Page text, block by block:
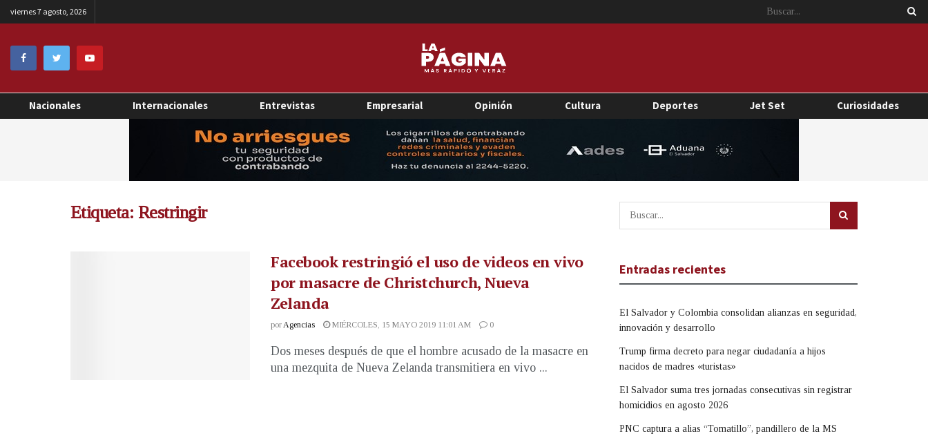
viernes 7 agosto, 2026
Nacionales Internacionales Entrevistas Empresarial Opinión Cultura Deportes Jet Set Curiosidades
Etiqueta: Restringir
Facebook restringió el uso de videos en vivo
por masacre de Christchurch, Nueva
Zelanda
porAgencias MIÉRCOLES, 15 MAYO 2019 11:01 AM 0
Dos meses después de que el hombre acusado de la masacre en
una mezquita de Nueva Zelanda transmitiera en vivo ...
Entradas recientes
El Salvador y Colombia consolidan alianzas en seguridad,
innovación y desarrollo
Trump firma decreto para negar ciudadanía a hijos
nacidos de madres «turistas»
El Salvador suma tres jornadas consecutivas sin registrar
homicidios en agosto 2026
PNC captura a alias “Tomatillo”, pandillero de la MS